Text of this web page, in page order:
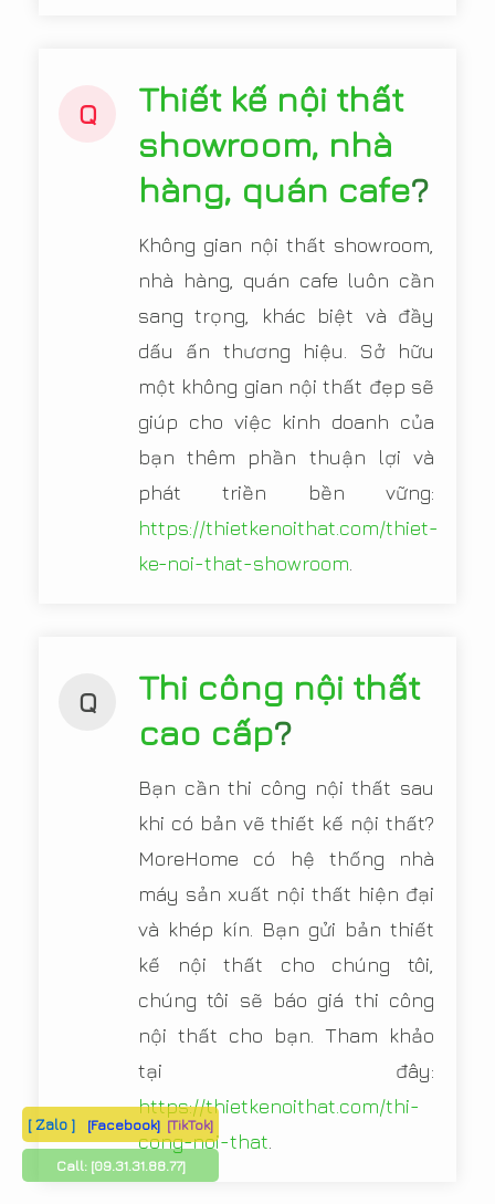
Q
Thiết kế nội thất
showroom, nhà
hàng, quán cafe?
Không gian nội thất showroom,
nhà hàng, quán cafe luôn cần
sang trọng, khác biệt và đầy
dấu ấn thương hiệu. Sở hữu
một không gian nội thất đẹp sẽ
giúp cho việc kinh doanh của
bạn thêm phần thuận lợi và
phát triền bền vững:
https://thietkenoithat.com/thiet-
ke-noi-that-showroom
Q
Thi công nội thất
cao cấp?
Bạn cần thi công nội thất sau
khi có bản vẽ thiết kế nội thất?
MoreHome có hệ thống nhà
máy sản xuất nội thất hiện đại
và khép kín. Bạn gửi bản thiết
kế nội thất cho chúng tôi,
chúng tôi sẽ báo giá thi công
nội thất cho bạn. Tham khảo
tại đây:
https://thietkenoithat.com/thi-
cong-noi-that
[ Zalo ] [Facebook] [TikTok]
Call: [09.31.31.88.77]